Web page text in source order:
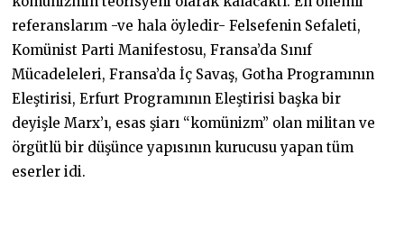
referanslarım -ve hala öyledir- Felsefenin Sefaleti,
Komünist Parti Manifestosu, Fransa’da Sınıf
Mücadeleleri, Fransa’da İç Savaş, Gotha Programının
Eleştirisi, Erfurt Programının Eleştirisi başka bir
deyişle Marx’ı, esas şiarı “komünizm” olan militan ve
örgütlü bir düşünce yapısının kurucusu yapan tüm
eserler idi.